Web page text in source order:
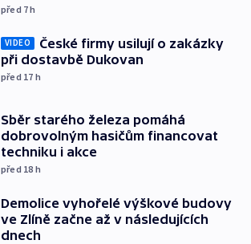
před 7h
VIDEO
České firmy usilují o zakázky
při dostavbě Dukovan
před 17 h
Sběr starého železa pomáhá
dobrovolným hasičům financovat
techniku i akce
před 18 h
Demolice vyhořelé výškové budovy
ve Zlíně začne až v následujících
dnech